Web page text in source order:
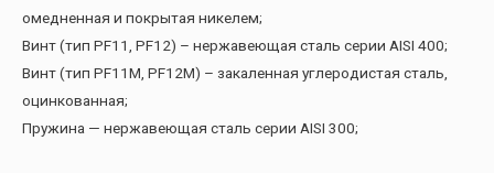
омедненная и покрытая никелем;
Винт (тип PF11, PF12) – нержавеющая сталь серии AISI 400;
Винт (тип PF11M, PF12M) – закаленная углеродистая сталь,
оцинкованная;
Пружина — нержавеющая сталь серии AISI 300;